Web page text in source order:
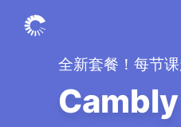
全新套餐！每节